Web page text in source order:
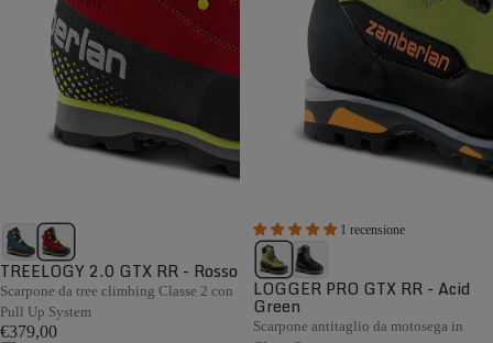
TREELOGY 2.0 GTX RR - Rosso
Scarpone da tree climbing Classe 2 con
Pull Up System
€379,00
1 recensione
LOGGER PRO GTX RR - Acid
Green
Scarpone antitaglio da motosega in